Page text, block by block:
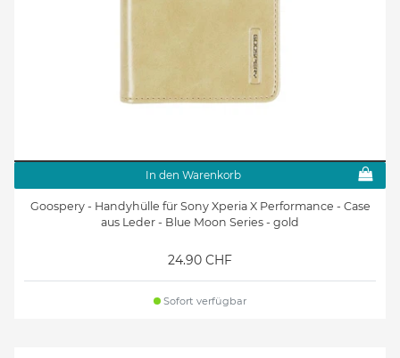
In den Warenkorb
Goospery - Handyhülle für Sony Xperia X Performance - Case
aus Leder - Blue Moon Series - gold
24.90 CHF
Sofort verfügbar